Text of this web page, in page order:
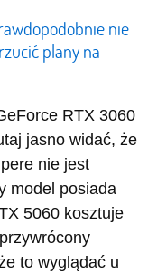
nie
plany na
RTX 3060
jasno widać, że
nie jest
model posiada
5060 kosztuje
to wyglądać u